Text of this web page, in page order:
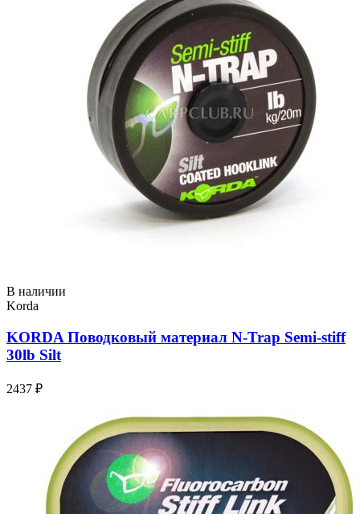
В наличии
Korda
KORDA Поводковый материал N-Trap Semi-stiff
30lb Silt
2437 ₽